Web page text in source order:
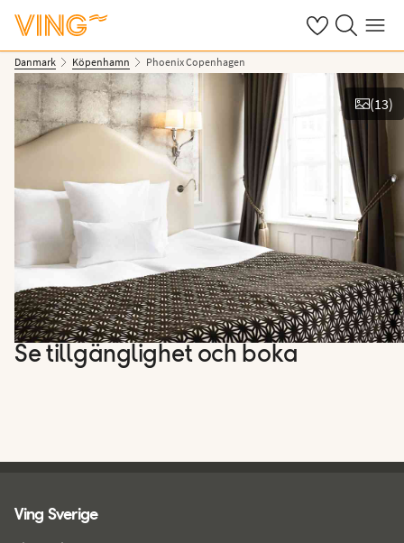
Se dinaSök på ving.se
Meny
Danmark Köpenhamn Phoenix Copenhagen
(13)
Se tillgänglighet och boka
Ving Sverige